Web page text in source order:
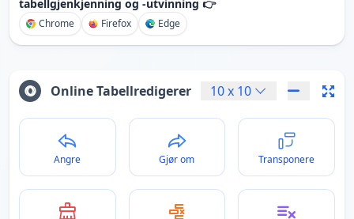
tabellgjenkjenning og -utvinning 👉
Chrome Firefox Edge
Online Tabellredigerer 10x 10
Angre Gjør om Transponere